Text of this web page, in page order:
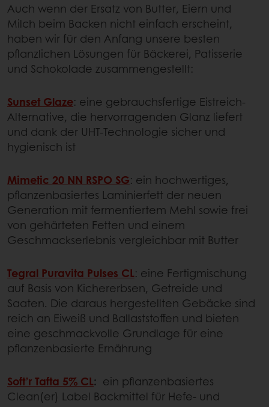
Auch wenn der Ersatz von Butter, Eiern und
Milch beim Backen nicht einfach erscheint,
haben wir für den Anfang unsere besten
pflanzlichen Lösungen für Bäckerei, Patisserie
und Schokolade zusammengestellt:
Sunset Glaze: eine gebrauchsfertige Eistreich-
Alternative, die hervorragenden Glanz liefert
und dank der UHT-Technologie sicher und
hygienisch ist
Mimetic 20 NN RSPO SG: ein hochwertiges,
pflanzenbasiertes Laminierfett der neuen
Generation mit fermentiertem Mehl sowie frei
von gehärteten Fetten und einem
Geschmackserlebnis vergleichbar mit Butter
Tegral Puravita Pulses CL: eine Fertigmischung
auf Basis von Kichererbsen, Getreide und
Saaten. Die daraus hergestellten Gebäcke sind
reich an Eiweiß und Ballaststoffen und bieten
eine geschmackvolle Grundlage für eine
pflanzenbasierte Ernährung
Soft’r Tafta 5% CL: ein pflanzenbasiertes
Clean(er) Label Backmittel für Hefe- und